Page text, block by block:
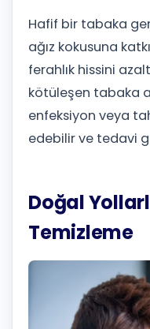
Hafif bir tabaka
ağız kokusuna
ferahlık hissini
kötüleşen tabaka
enfeksiyon veya
edebilir ve tedavi
Doğal
Temizleme